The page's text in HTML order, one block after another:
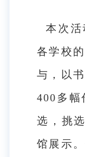
本次活
各学校
与，以
400多幅
选，挑
馆展示